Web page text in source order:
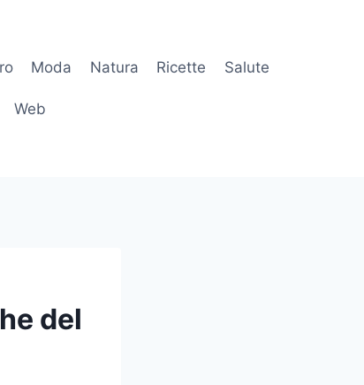
Moda Natura Ricette Salute
Web
del